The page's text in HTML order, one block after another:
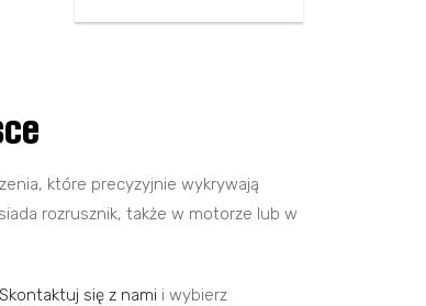
które precyzyjnie wykrywają
rozrusznik, także w motorze lub w
Skontaktuj się z nami i wybierz